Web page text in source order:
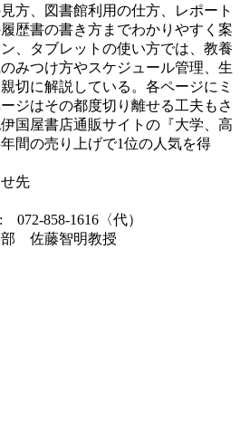
方、図書館利用の仕方、レポート
歴書の書き方までわかりやすく案
、タブレットの使い方では、教養
みつけ方やスケジュール管理、生
切に解説している。各ページにミ
ジはその都度切り離せる工夫もさ
国屋書店通販サイトの『大学、高
間の売り上げで1位の人気を得
先
858-1616〈代）
佐藤智明教授